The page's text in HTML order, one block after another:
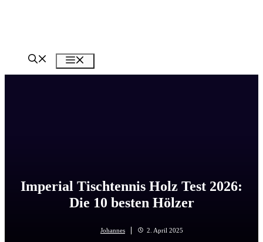
Imperial Tischtennis Holz Test 2026:
Die 10 besten Hölzer
Johannes 2. April 2025